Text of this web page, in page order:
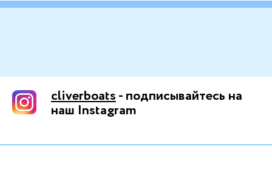
cliverboats- подписывайтесь на
наш Instagram